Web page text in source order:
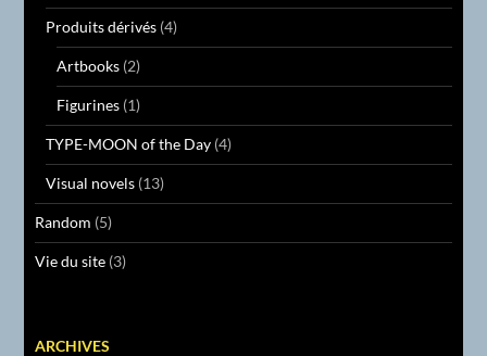
Produits dérivés (4)
Artbooks (2)
Figurines (1)
TYPE-MOON of the Day (4)
Visual novels (13)
Random (5)
Vie du site (3)
ARCHIVES